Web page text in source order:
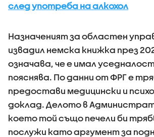
след употреба на алкохол
Назначеният за областен
извадил немска книжка през
означава, че е имал
пояснява. По данни от ФРГ е
предостави медицински и
доклад. Делото в
което той също печели би
послужи като аргумент за